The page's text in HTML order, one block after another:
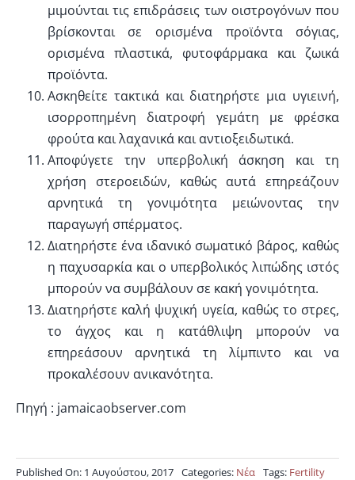
μιμούνται τις επιδράσεις των οιστρογόνων που
βρίσκονται σε ορισμένα προϊόντα σόγιας,
ορισμένα πλαστικά, φυτοφάρμακα και ζωικά
προϊόντα.
Ασκηθείτε τακτικά και διατηρήστε μια υγιεινή,
ισορροπημένη διατροφή γεμάτη με φρέσκα
φρούτα και λαχανικά και αντιοξειδωτικά.
Αποφύγετε την υπερβολική άσκηση και τη
χρήση στεροειδών, καθώς αυτά επηρεάζουν
αρνητικά τη γονιμότητα μειώνοντας την
παραγωγή σπέρματος.
Διατηρήστε ένα ιδανικό σωματικό βάρος, καθώς
η παχυσαρκία και ο υπερβολικός λιπώδης ιστός
μπορούν να συμβάλουν σε κακή γονιμότητα.
Διατηρήστε καλή ψυχική υγεία, καθώς το στρες,
το άγχος και η κατάθλιψη μπορούν να
επηρεάσουν αρνητικά τη λίμπιντο και να
προκαλέσουν ανικανότητα.
Πηγή : jamaicaobserver.com
Published On: 1 Αυγούστου, 2017 Categories: Νέα Tags: Fertility